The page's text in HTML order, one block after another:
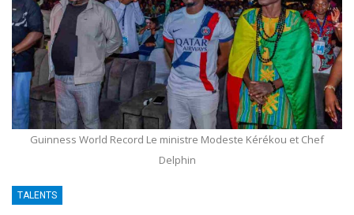
Guinness World Record Le ministre Modeste Kérékou et Chef
Delphin
TALENTS